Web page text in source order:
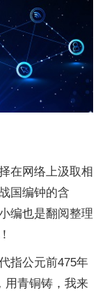
在网络上汲取相
国编钟的含
编也是翻阅整理
指公元前475年
用青铜铸，我来